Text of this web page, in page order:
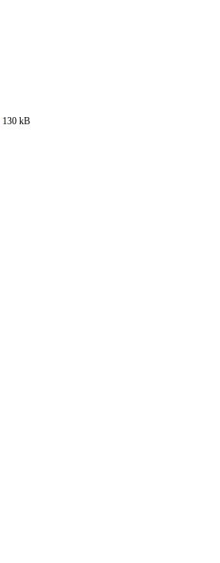
130 kB